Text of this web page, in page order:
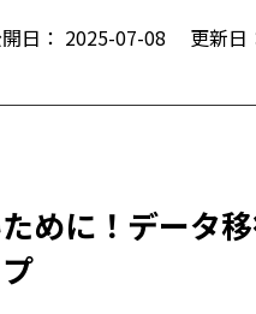
日： 2025-07-08 更新日
めに！データ